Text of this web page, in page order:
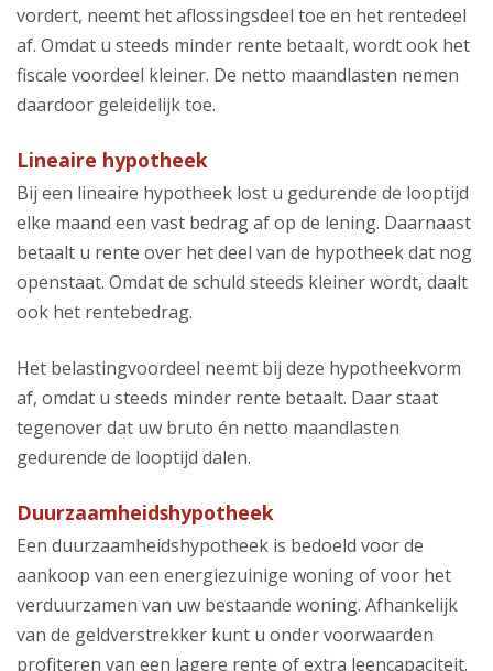
vordert, neemt het aflossingsdeel toe en het rentedeel
af. Omdat u steeds minder rente betaalt, wordt ook het
fiscale voordeel kleiner. De netto maandlasten nemen
daardoor geleidelijk toe.
Lineaire hypotheek
Bij een lineaire hypotheek lost u gedurende de looptijd
elke maand een vast bedrag af op de lening. Daarnaast
betaalt u rente over het deel van de hypotheek dat nog
openstaat. Omdat de schuld steeds kleiner wordt, daalt
ook het rentebedrag.
Het belastingvoordeel neemt bij deze hypotheekvorm
af, omdat u steeds minder rente betaalt. Daar staat
tegenover dat uw bruto én netto maandlasten
gedurende de looptijd dalen.
Duurzaamheidshypotheek
Een duurzaamheidshypotheek is bedoeld voor de
aankoop van een energiezuinige woning of voor het
verduurzamen van uw bestaande woning. Afhankelijk
van de geldverstrekker kunt u onder voorwaarden
profiteren van een lagere rente of extra leencapaciteit.